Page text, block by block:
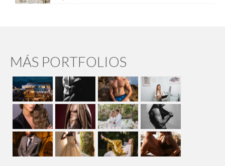
MÁS PORTFOLIOS